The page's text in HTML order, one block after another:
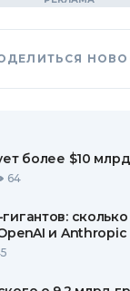
более $10
64
сколько
и Anthropic